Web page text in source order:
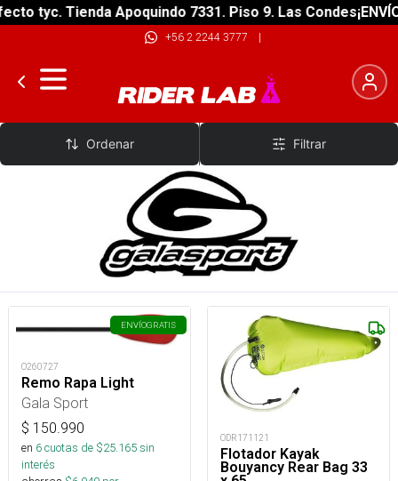
tyc. Tienda Apoquindo 7331. Piso 9. Las Condes
+56 2 2244 3777 |
Gala Sport
Ordenar Filtrar
ENVÍOGRATIS
O260727
Remo Rapa Light
Gala Sport
$ 150.990
en 6cuotas de $25.165sin
interés
ODR171121
Flotador Kayak
Bouyancy Rear Bag 33